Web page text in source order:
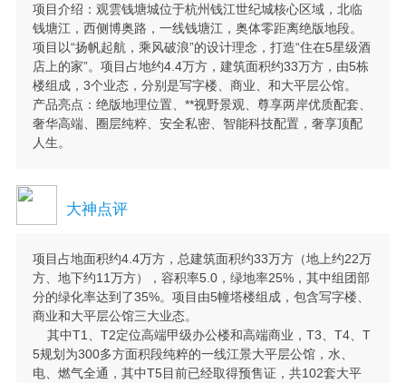
项目介绍：观雲钱塘城位于杭州钱江世纪城核心区域，北临
钱塘江，西侧博奥路，一线钱塘江，奥体零距离绝版地段。
项目以“扬帆起航，乘风破浪”的设计理念，打造“住在5星级酒
店上的家”。项目占地约4.4万方，建筑面积约33万方，由5栋
楼组成，3个业态，分别是写字楼、商业、和大平层公馆。
产品亮点：绝版地理位置、**视野景观、尊享两岸优质配套、
奢华高端、圈层纯粹、安全私密、智能科技配置，奢享顶配
人生。
大神点评
项目占地面积约4.4万方，总建筑面积约33万方（地上约22万
方、地下约11万方），容积率5.0，绿地率25%，其中组团部
分的绿化率达到了35%。项目由5幢塔楼组成，包含写字楼、
商业和大平层公馆三大业态。
其中T1、T2定位高端甲级办公楼和高端商业，T3、T4、T
5规划为300多方面积段纯粹的一线江景大平层公馆，水、
电、燃气全通，其中T5目前已经取得预售证，共102套大平